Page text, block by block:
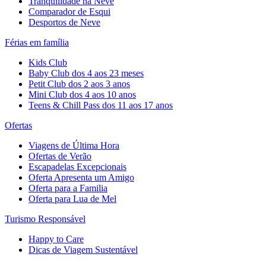
Comparador de Esqui
Desportos de Neve
Férias em família
Kids Club
Baby Club dos 4 aos 23 meses
Petit Club dos 2 aos 3 anos
Mini Club dos 4 aos 10 anos
Teens & Chill Pass dos 11 aos 17 anos
Ofertas
Viagens de Última Hora
Ofertas de Verão
Escapadelas Excepcionais
Oferta Apresenta um Amigo
Oferta para a Familia
Oferta para Lua de Mel
Turismo Responsável
Happy to Care
Dicas de Viagem Sustentável